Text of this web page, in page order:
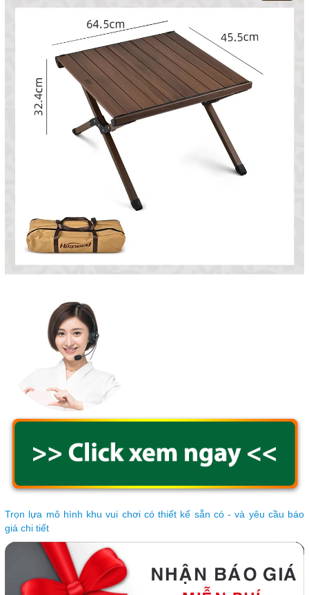
Trọn lựa mô hình khu vui chơi có thiết kế sẵn có - và yêu cầu báo
giá chi tiết